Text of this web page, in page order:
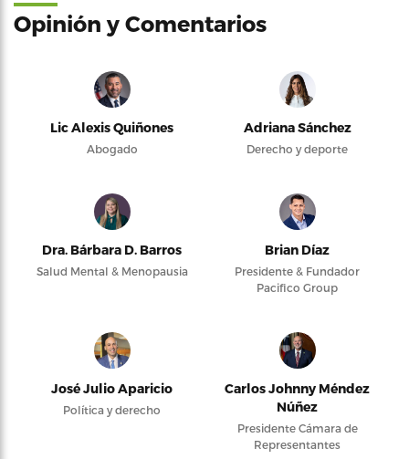
Opinión y Comentarios
Lic Alexis Quiñones
Abogado
Adriana Sánchez
Derecho y deporte
Dra. Bárbara D. Barros
Salud Mental & Menopausia
Brian Díaz
Presidente & Fundador
Pacifico Group
José Julio Aparicio
Política y derecho
Carlos Johnny Méndez
Núñez
Presidente Cámara de
Representantes